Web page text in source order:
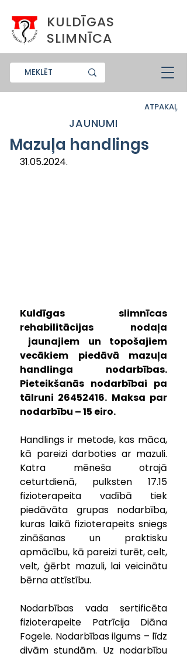
KULDĪGAS
SLIMNĪCA
ATPAKAĻ
JAUNUMI
Mazuļa handlings
31.05.2024.
Kuldīgas slimnīcas
rehabilitācijas nodaļa
jaunajiem un topošajiem
vecākiem piedāvā mazuļa
handlinga nodarbības.
Pieteikšanās nodarbībai pa
tālruni 26452416. Maksa par
nodarbību – 15 eiro.
Handlings ir metode, kas māca,
kā pareizi darboties ar mazuli.
Katra mēneša otrajā
ceturtdienā, pulksten 17.15
fizioterapeita vadībā tiek
piedāvāta grupas nodarbība,
kuras laikā fizioterapeits sniegs
zināšanas un praktisku
apmācību, kā pareizi turēt, celt,
velt, ģērbt mazuli, lai veicinātu
bērna attīstību.
Nodarbības vada sertificēta
fizioterapeite Patrīcija Diāna
Fogele. Nodarbības ilgums – līdz
divām stundām. Uz nodarbību